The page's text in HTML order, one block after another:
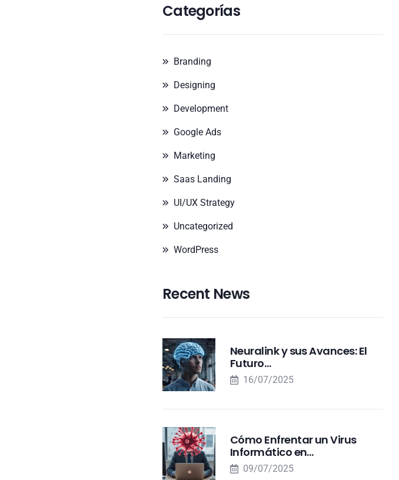
Categorías
Branding
Designing
Development
Google Ads
Marketing
Saas Landing
UI/UX Strategy
Uncategorized
WordPress
Recent News
Neuralink y sus Avances: El
Futuro…
16/07/2025
Cómo Enfrentar un Virus
Informático en…
09/07/2025